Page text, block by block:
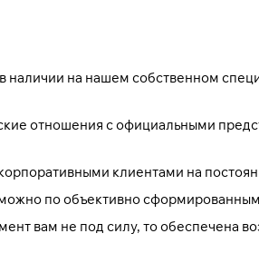
наличии на нашем собственном
отношения с официальными
клиентами на
по объективно
вам не под силу, то обеспечена